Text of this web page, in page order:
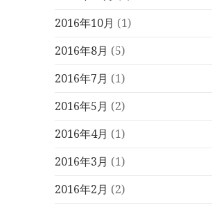
2016年10月 (1)
2016年8月 (5)
2016年7月 (1)
2016年5月 (2)
2016年4月 (1)
2016年3月 (1)
2016年2月 (2)